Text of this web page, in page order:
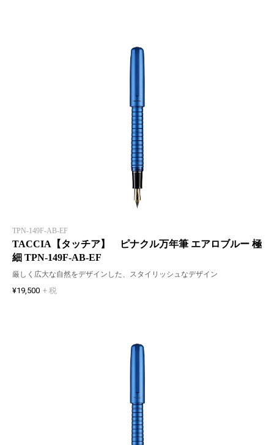
TPN-149F-AB-EF
TACCIA【タッチア】 ピナクル万年筆 エアロブルー 極
細 TPN-149F-AB-EF
厳しく広大な自然をデザインした、スタイリッシュなデザイン
¥19,500 + 税